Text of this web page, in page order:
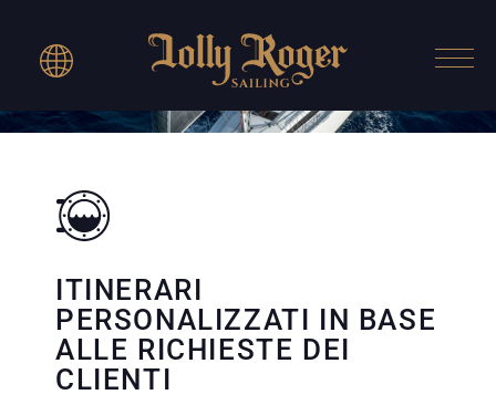
ITINERARI
PERSONALIZZATI IN BASE
ALLE RICHIESTE DEI
CLIENTI